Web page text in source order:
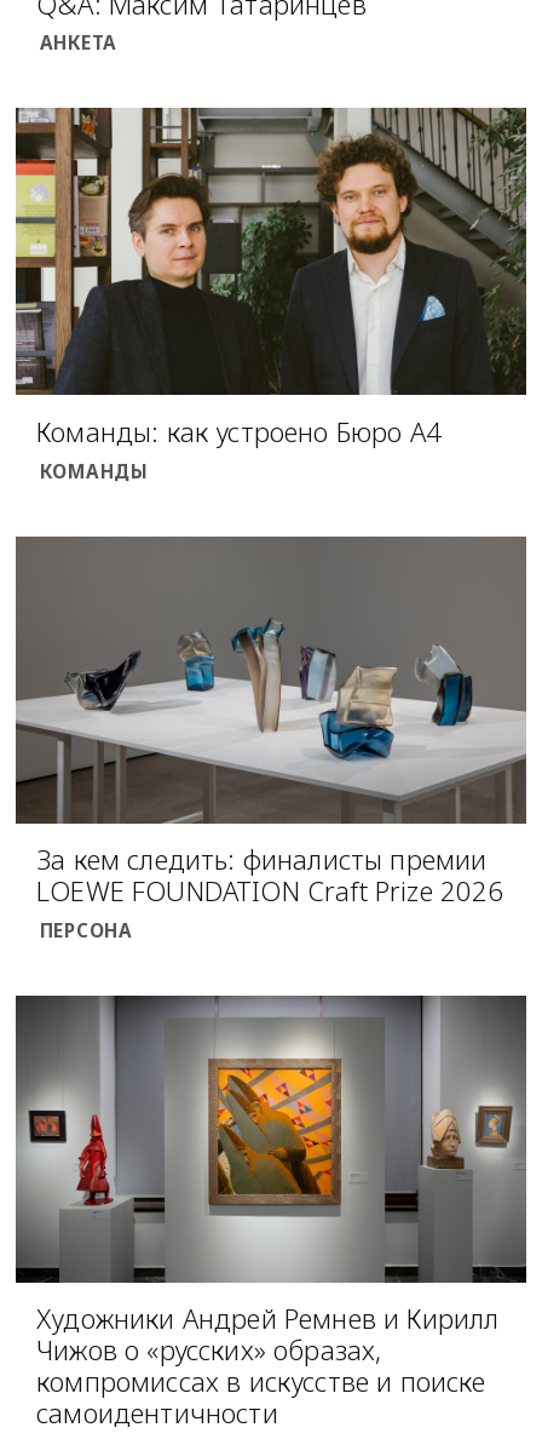
АНКЕТА
Команды: как устроено Бюро А4
КОМАНДЫ
За кем следить: финалисты премии
LOEWE FOUNDATION Craft Prize 2026
ПЕРСОНА
Художники Андрей Ремнев и Кирилл
Чижов о «русских» образах,
компромиссах в искусстве и поиске
самоидентичности